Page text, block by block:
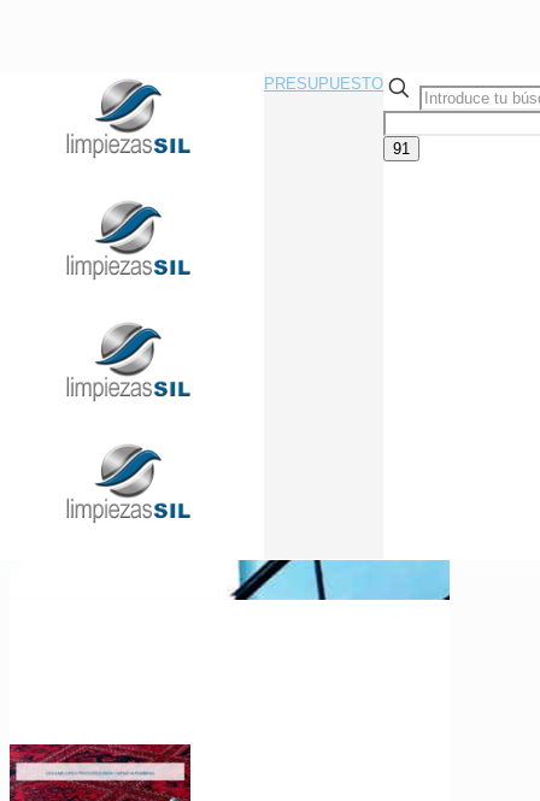
Llama Ahora Sin Compromiso
91 433 08 95
PRESUPUESTO
Esta es la lista de
para dejar tu oficina
impoluta